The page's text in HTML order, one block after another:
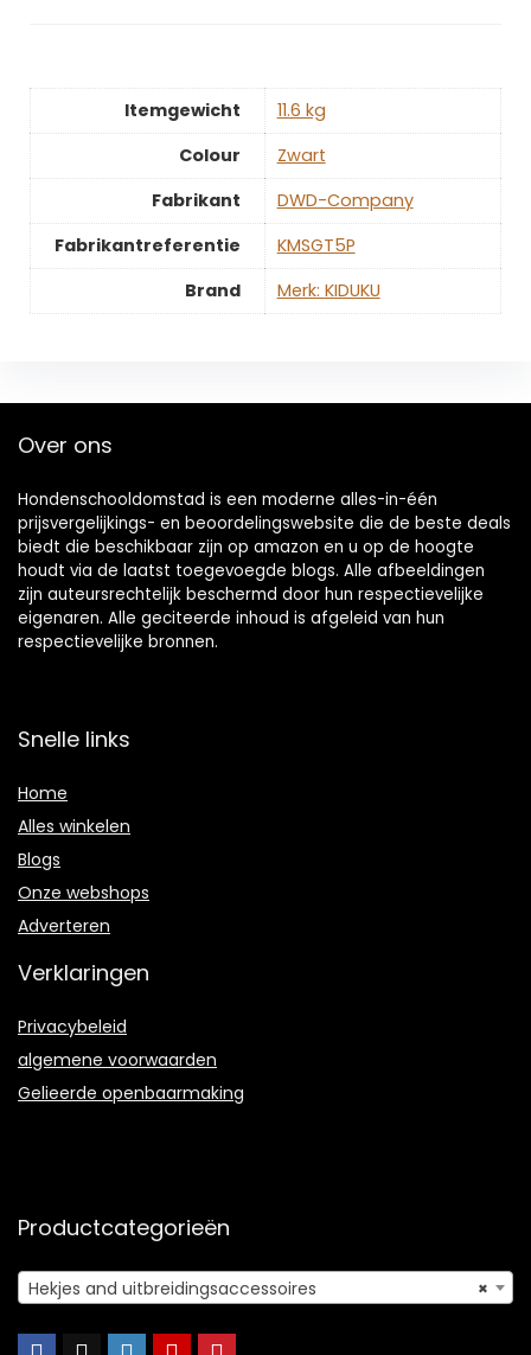
Itemgewicht
‎11.6 kg
Colour
‎Zwart
Fabrikant
‎DWD-Company
Fabrikantreferentie
‎KMSGT5P
Brand
Merk: KIDUKU
Over ons
Hondenschooldomstad is een moderne alles-in-één
prijsvergelijkings- en beoordelingswebsite die de beste deals
biedt die beschikbaar zijn op amazon en u op de hoogte
houdt via de laatst toegevoegde blogs. Alle afbeeldingen
zijn auteursrechtelijk beschermd door hun respectievelijke
eigenaren. Alle geciteerde inhoud is afgeleid van hun
respectievelijke bronnen.
Snelle links
Home
Alles winkelen
Blogs
Onze webshops
Adverteren
Verklaringen
Privacybeleid
algemene voorwaarden
Gelieerde openbaarmaking
Productcategorieën
×
Hekjes and uitbreidingsaccessoires